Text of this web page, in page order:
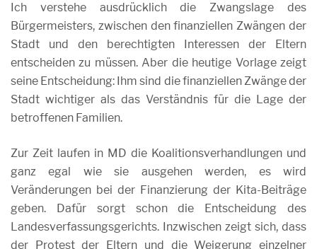
Ich verstehe ausdrücklich die Zwangslage des
Bürgermeisters, zwischen den finanziellen Zwängen der
Stadt und den berechtigten Interessen der Eltern
entscheiden zu müssen. Aber die heutige Vorlage zeigt
seine Entscheidung: Ihm sind die finanziellen Zwänge der
Stadt wichtiger als das Verständnis für die Lage der
betroffenen Familien.
Zur Zeit laufen in MD die Koalitionsverhandlungen und
ganz egal wie sie ausgehen werden, es wird
Veränderungen bei der Finanzierung der Kita-Beiträge
geben. Dafür sorgt schon die Entscheidung des
Landesverfassungsgerichts. Inzwischen zeigt sich, dass
der Protest der Eltern und die Weigerung einzelner